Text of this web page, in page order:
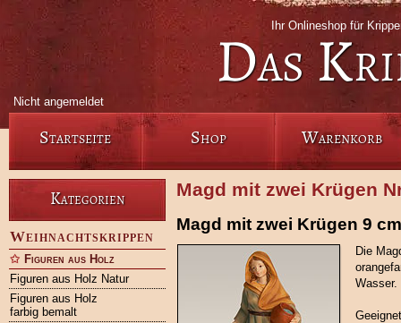
Ihr Onlineshop für
Das
Nicht angemeldet
Startseite Shop Warenkorb
Kategorien
Weihnachtskrippen
Figuren aus Holz
Figuren aus Holz Natur
Figuren aus Holz
farbig bemalt
Magd mit zwei Krügen
Magd mit zwei Krügen 9 cm
Die
Wasser.